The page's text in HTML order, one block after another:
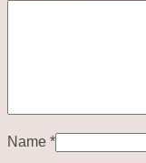
Name *